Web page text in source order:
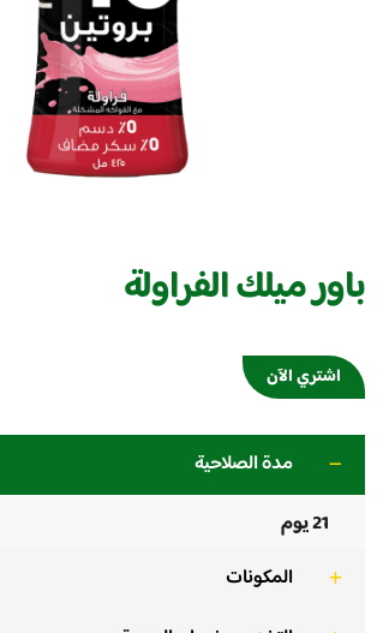
باور ميلك الفراولة
اشتري الآن
مدة الصلاحية
21 يوم
المكونات